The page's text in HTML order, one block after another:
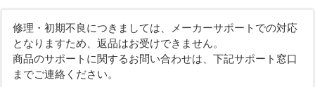
修理・初期不良につきましては、メーカーサポートでの対応
となりますため、返品はお受けできません。
商品のサポートに関するお問い合わせは、下記サポート窓口
までご連絡ください。